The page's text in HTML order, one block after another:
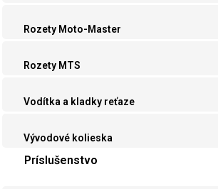
Rozety Moto-Master
Rozety MTS
Vodítka a kladky reťaze
Vývodové kolieska
Príslušenstvo